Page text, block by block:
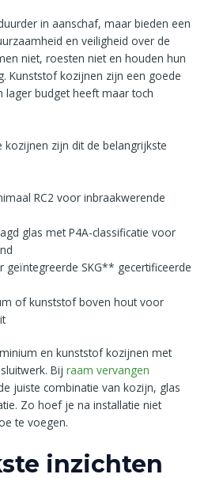
in aanschaf, maar bieden een
en veiligheid over de
niet, roesten niet en houden hun
Kunststof kozijnen zijn een goede
budget heeft maar toch
kozijnen zijn dit de belangrijkste
RC2 voor inbraakwerende
glas met P4A-classificatie voor
geïntegreerde SKG** gecertificeerde
of kunststof boven hout voor
en kunststof kozijnen met
Bijraam vervangen
juiste combinatie van kozijn, glas
Zo hoef je na installatie niet
te voegen.
inzichten